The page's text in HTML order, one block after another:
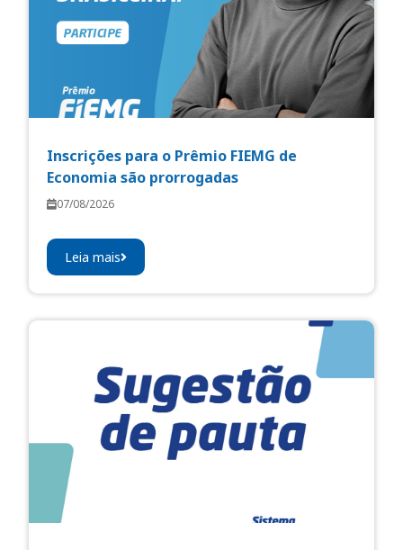
Inscrições para o Prêmio FIEMG de
Economia são prorrogadas
07/08/2026
Leia mais